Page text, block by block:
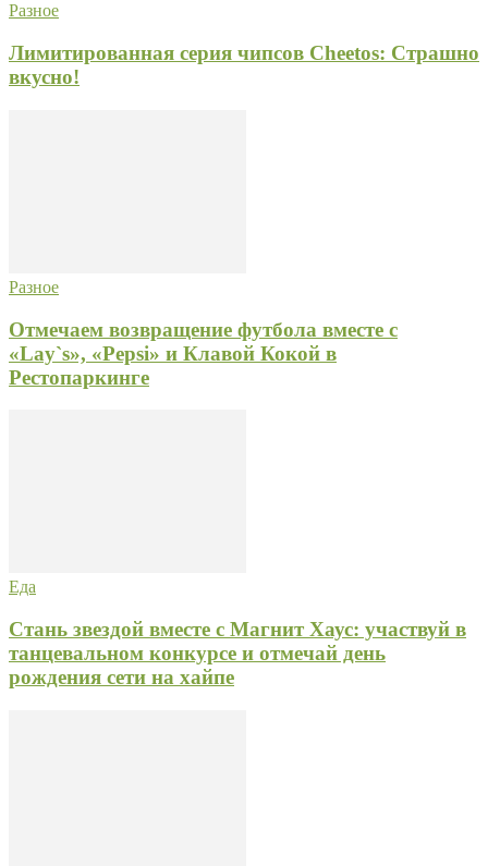
Разное
Лимитированная серия чипсов Cheetos: Страшно
вкусно!
Разное
Отмечаем возвращение футбола вместе с
«Lay`s», «Pepsi» и Клавой Кокой в
Рестопаркинге
Еда
Стань звездой вместе с Магнит Хаус: участвуй в
танцевальном конкурсе и отмечай день
рождения сети на хайпе